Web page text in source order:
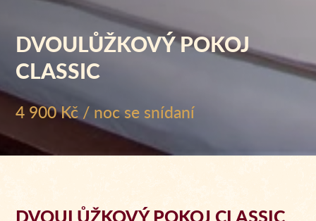
DVOULŮŽKOVÝ POKOJ
CLASSIC
4 900 Kč / noc se snídaní
DVOULŮŽKOVÝ POKOJ CLASSIC